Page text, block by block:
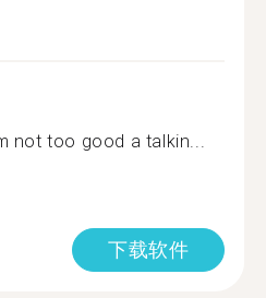
not too good a talkin...
下载软件